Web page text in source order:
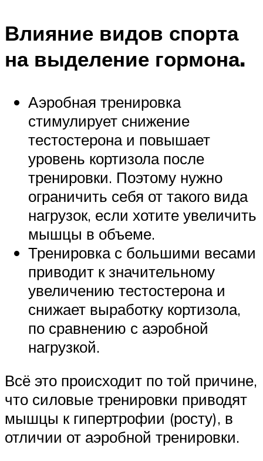
Влияние видов спорта
на выделение гормона.
Аэробная тренировка
стимулирует снижение
тестостерона и повышает
уровень кортизола после
тренировки. Поэтому нужно
ограничить себя от такого вида
нагрузок, если хотите увеличить
мышцы в объеме.
Тренировка с большими весами
приводит к значительному
увеличению тестостерона и
снижает выработку кортизола,
по сравнению с аэробной
нагрузкой.
Всё это происходит по той причине,
что силовые тренировки приводят
мышцы к гипертрофии (росту), в
отличии от аэробной тренировки.